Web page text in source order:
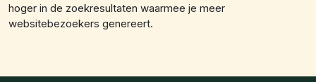
hoger in de zoekresultaten waarmee je meer
websitebezoekers genereert.